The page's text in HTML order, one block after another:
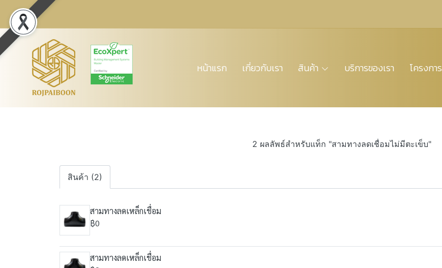
หน้าแรก เกี่ยวกับเรา สินค้า บริการของเรา โครงการ
2 ผลลัพธ์สำหรับแท็ก "สามทางลดเชื่อมไม่มีตะเข็บ"
สินค้า (2)
สามทางลดเหล็กเชื่อม
฿0
สามทางลดเหล็กเชื่อม